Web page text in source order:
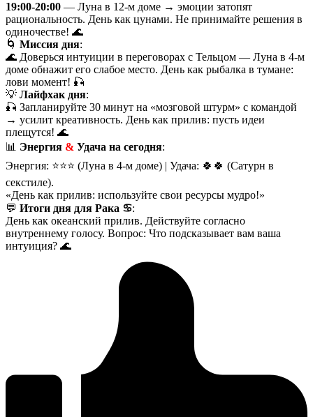
19:00-20:00 — Луна в 12-м доме → эмоции затопят
рациональность. День как цунами. Не принимайте решения в
одиночестве! 🌊
🌀 Миссия дня:
🌊 Доверься интуиции в переговорах с Тельцом — Луна в 4-м
доме обнажит его слабое место. День как рыбалка в тумане:
лови момент! 🎣
💡 Лайфхак дня:
🎣 Запланируйте 30 минут на «мозговой штурм» с командой
→ усилит креативность. День как прилив: пусть идеи
плещутся! 🌊
📊 Энергия & Удача на сегодня:
Энергия: ⭐⭐⭐ (Луна в 4-м доме) | Удача: 🍀🍀 (Сатурн в
секстиле).
«День как прилив: используйте свои ресурсы мудро!»
💬 Итоги дня для Рака ♋:
День как океанский прилив. Действуйте согласно
внутреннему голосу. Вопрос: Что подсказывает вам ваша
интуиция? 🌊